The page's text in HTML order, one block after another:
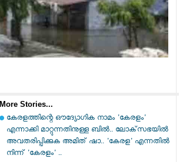
More Stories...
കേരളത്തിന്റെ ഔദ്യോഗിക നാമം 'കേരളം'
എന്നാക്കി മാറ്റുന്നതിനുള്ള ബിൽ.. ലോക്‌സഭയിൽ
അവതരിപ്പിക്കുക അമിത് ഷാ.. 'കേരള' എന്നതിൽ
നിന്ന് 'കേരളം' ..